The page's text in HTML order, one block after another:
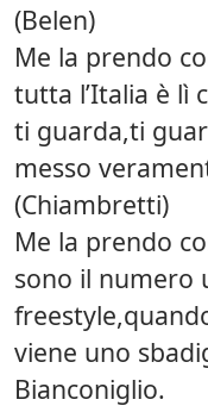
(Belen)
Me la prendo
tutta l’Italia è lì
ti guarda,ti
messo
(Chiambretti)
Me la prendo
sono il numero
viene uno
Bianconiglio.